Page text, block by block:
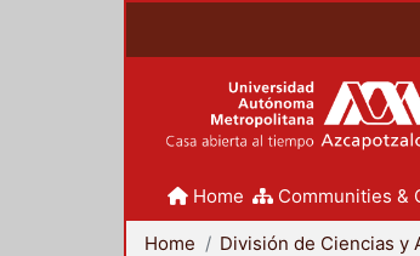
Home Communities &
Home